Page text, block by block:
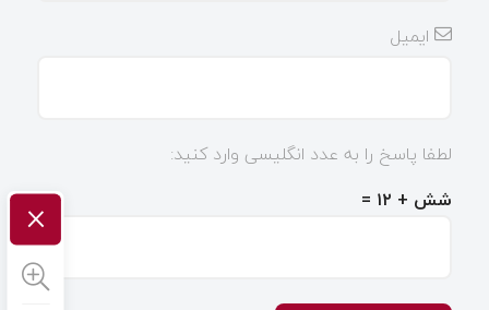
ایمیل
لطفا پاسخ را به عدد انگلیسی وارد کنید:
شش + ۱۲ =
×